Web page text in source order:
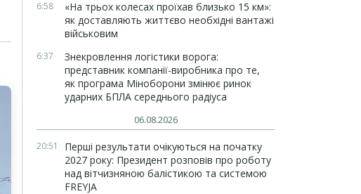
6:58
«На трьох колесах проїхав близько 15 км»:
як доставляють життєво необхідні вантажі
військовим
6:37
Знекровлення логістики ворога:
представник компанії-виробника про те,
як програма Міноборони змінює ринок
ударних БПЛА середнього радіуса
06.08.2026
20:51
Перші результати очікуються на початку
2027 року: Президент розповів про роботу
над вітчизняною балістикою та системою
FREYJA